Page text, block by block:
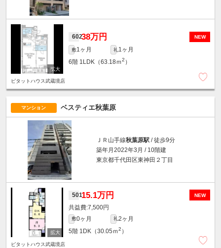
NEW
60238万円
敷1ヶ月 礼1ヶ月
6階 1LDK（63.18ｍ2 ）
ピタットハウス武蔵境店
マンション ベスティエ秋葉原
ＪＲ山手線秋葉原駅 / 徒歩9分
築年月2022年3月 / 10階建
東京都千代田区東神田２丁目
NEW
50115.1万円
7,500円
敷0ヶ月 礼2ヶ月
5階 1DK（30.05ｍ2 ）
ピタットハウス武蔵境店